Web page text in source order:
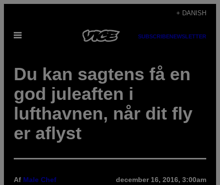
indhold
+ DANISH
Åbn
SUBSCRIBENEWSLETTER
Du kan sagtens få en
god juleaften i
lufthavnen, når dit fly
er aflyst
Af Male Chef december 16, 2016, 3:00am